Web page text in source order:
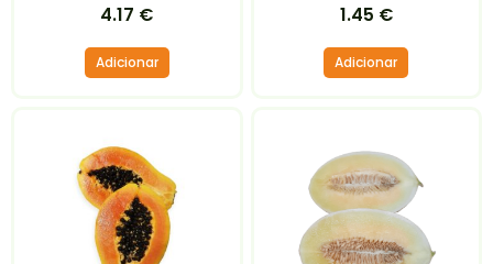
4.17 €
Adicionar
1.45 €
Adicionar